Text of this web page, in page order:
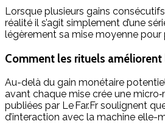
Lorsque plusieurs gains
réalité il s’agit simplement d’une
légèrement sa mise moyenne pour
Comment les rituels améliorent
Au-delà du gain monétaire
avant chaque mise crée une
publiées par Le Far.Fr soulignent
d’interaction avec la machine elle-